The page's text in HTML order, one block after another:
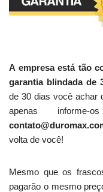
A empresa está tão
garantia blindada de
de 30 dias você achar
apenas
volta de você!
Mesmo que os
pagarão o mesmo